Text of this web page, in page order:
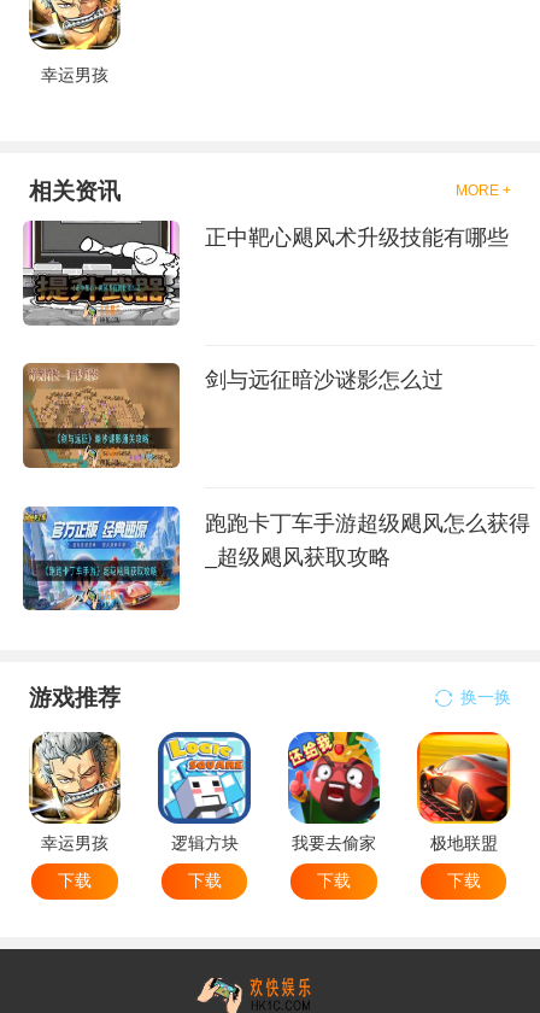
幸运男孩
相关资讯 MORE +
正中靶心飓风术升级技能有哪些
剑与远征暗沙谜影怎么过
跑跑卡丁车手游超级飓风怎么获得
_超级飓风获取攻略
游戏推荐 换一换
幸运男孩
下载
逻辑方块
下载
我要去偷家
下载
极地联盟
下载